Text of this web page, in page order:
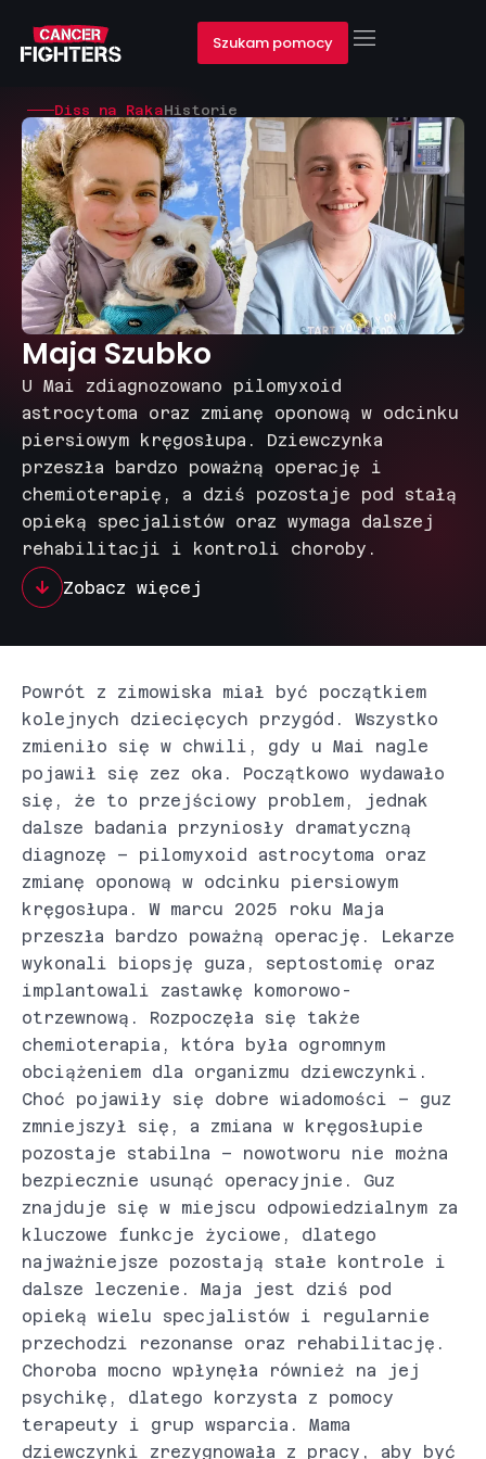
Szukam pomocy
Diss na RakaHistorie
Maja Szubko
U Mai zdiagnozowano pilomyxoid
astrocytoma oraz zmianę oponową w odcinku
piersiowym kręgosłupa. Dziewczynka
przeszła bardzo poważną operację i
chemioterapię, a dziś pozostaje pod stałą
opieką specjalistów oraz wymaga dalszej
rehabilitacji i kontroli choroby.
Zobacz więcej
Powrót z zimowiska miał być początkiem
kolejnych dziecięcych przygód. Wszystko
zmieniło się w chwili, gdy u Mai nagle
pojawił się zez oka. Początkowo wydawało
się, że to przejściowy problem, jednak
dalsze badania przyniosły dramatyczną
diagnozę – pilomyxoid astrocytoma oraz
zmianę oponową w odcinku piersiowym
kręgosłupa. W marcu 2025 roku Maja
przeszła bardzo poważną operację. Lekarze
wykonali biopsję guza, septostomię oraz
implantowali zastawkę komorowo-
otrzewnową. Rozpoczęła się także
chemioterapia, która była ogromnym
obciążeniem dla organizmu dziewczynki.
Choć pojawiły się dobre wiadomości – guz
zmniejszył się, a zmiana w kręgosłupie
pozostaje stabilna – nowotworu nie można
bezpiecznie usunąć operacyjnie. Guz
znajduje się w miejscu odpowiedzialnym za
kluczowe funkcje życiowe, dlatego
najważniejsze pozostają stałe kontrole i
dalsze leczenie. Maja jest dziś pod
opieką wielu specjalistów i regularnie
przechodzi rezonanse oraz rehabilitację.
Choroba mocno wpłynęła również na jej
psychikę, dlatego korzysta z pomocy
terapeuty i grup wsparcia. Mama
dziewczynki zrezygnowała z pracy, aby być